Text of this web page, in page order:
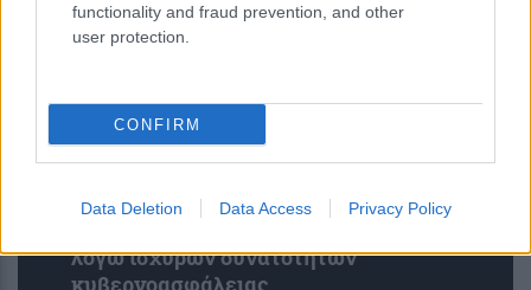
functionality and fraud prevention, and other
user protection.
CONFIRM
Data Deletion Data Access Privacy Policy
λόγω ισχυρών δυνατοτήτων